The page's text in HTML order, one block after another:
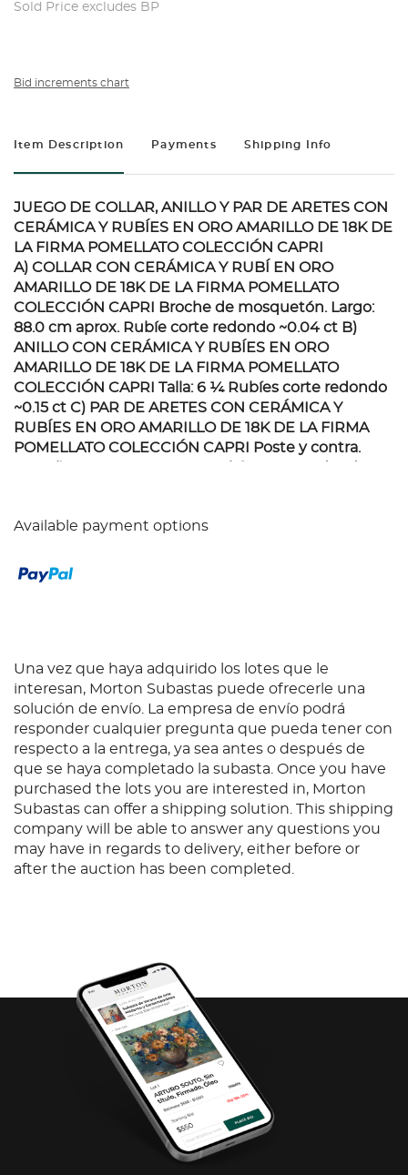
Sold Price excludes BP
Bid increments chart
Item Description Payments Shipping Info
JUEGO DE COLLAR, ANILLO Y PAR DE ARETES CON
CERÁMICA Y RUBÍES EN ORO AMARILLO DE 18K DE
LA FIRMA POMELLATO COLECCIÓN CAPRI
A) COLLAR CON CERÁMICA Y RUBÍ EN ORO
AMARILLO DE 18K DE LA FIRMA POMELLATO
COLECCIÓN CAPRI Broche de mosquetón. Largo:
88.0 cm aprox. Rubíe corte redondo ~0.04 ct B)
ANILLO CON CERÁMICA Y RUBÍES EN ORO
AMARILLO DE 18K DE LA FIRMA POMELLATO
COLECCIÓN CAPRI Talla: 6 ¼ Rubíes corte redondo
~0.15 ct C) PAR DE ARETES CON CERÁMICA Y
RUBÍES EN ORO AMARILLO DE 18K DE LA FIRMA
POMELLATO COLECCIÓN CAPRI Poste y contra.
Available payment options
Una vez que haya adquirido los lotes que le
interesan, Morton Subastas puede ofrecerle una
solución de envío. La empresa de envío podrá
responder cualquier pregunta que pueda tener con
respecto a la entrega, ya sea antes o después de
que se haya completado la subasta. Once you have
purchased the lots you are interested in, Morton
Subastas can offer a shipping solution. This shipping
company will be able to answer any questions you
may have in regards to delivery, either before or
after the auction has been completed.